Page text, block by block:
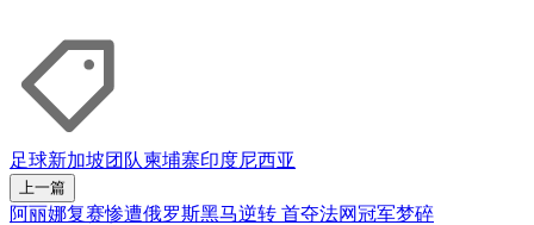
足球新加坡团队柬埔寨印度尼西亚
上一篇
阿丽娜复赛惨遭俄罗斯黑马逆转 首夺法网冠军梦碎